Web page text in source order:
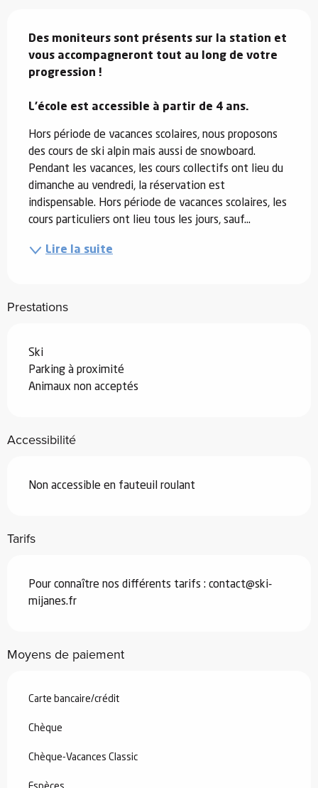
Des moniteurs sont présents sur la station et
vous accompagneront tout au long de votre
progression !
L'école est accessible à partir de 4 ans.
Hors période de vacances scolaires, nous proposons
des cours de ski alpin mais aussi de snowboard.
Pendant les vacances, les cours collectifs ont lieu du
dimanche au vendredi, la réservation est
indispensable. Hors période de vacances scolaires, les
cours particuliers ont lieu tous les jours, sauf...
Lire la suite
Prestations
Ski
Parking à proximité
Animaux non acceptés
Accessibilité
Non accessible en fauteuil roulant
Tarifs
Pour connaître nos différents tarifs : contact@ski-
mijanes.fr
Moyens de paiement
Carte bancaire/crédit
Chèque
Chèque-Vacances Classic